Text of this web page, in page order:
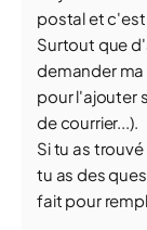
postal et
Surtout que
demander ma
pour l'ajouter
de courrier...).
Si tu as
tu as des
fait pour